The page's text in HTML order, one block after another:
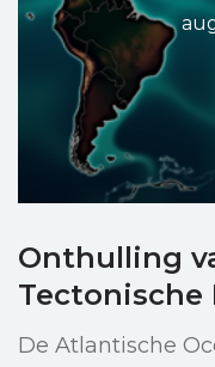
Onthulling
Tectonische
De Atlantische